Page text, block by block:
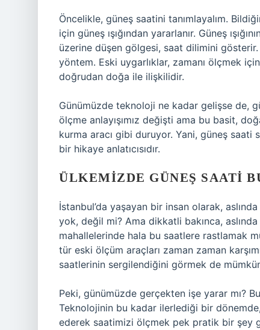
Öncelikle, güneş saatini tanımlayalım.
için güneş ışığından yararlanır. Güneş
üzerine düşen gölgesi, saat dilimini
yöntem. Eski uygarlıklar, zamanı ölçmek
doğrudan doğa ile ilişkilidir.
Günümüzde teknoloji ne kadar gelişse de,
ölçme anlayışımız değişti ama bu basit,
kurma aracı gibi duruyor. Yani, güneş
bir hikaye anlatıcısıdır.
ÜLKEMIZDE GÜNEŞ SAATI
İstanbul’da yaşayan bir insan olarak,
yok, değil mi? Ama dikkatli bakınca,
mahallelerinde hala bu saatlere rastlamak
tür eski ölçüm araçları zaman zaman
saatlerinin sergilendiğini görmek de
Peki, günümüzde gerçekten işe yarar mı?
Teknolojinin bu kadar ilerlediği bir
ederek saatimizi ölçmek pek pratik bir şey